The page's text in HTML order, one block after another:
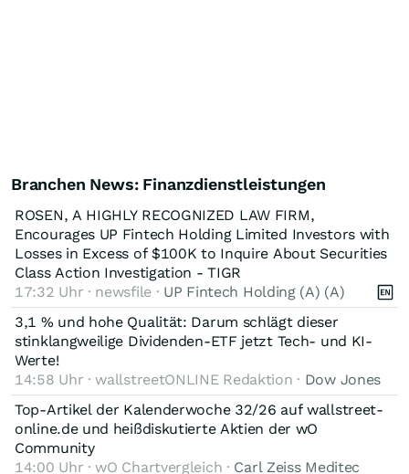
Branchen News: Finanzdienstleistungen
ROSEN, A HIGHLY RECOGNIZED LAW FIRM,
Encourages UP Fintech Holding Limited Investors with
Losses in Excess of $100K to Inquire About Securities
Class Action Investigation - TIGR
17:32 Uhr · newsfile · UP Fintech Holding (A) (A)
3,1 % und hohe Qualität: Darum schlägt dieser
stinklangweilige Dividenden-ETF jetzt Tech- und KI-
Werte!
14:58 Uhr · wallstreetONLINE Redaktion · Dow Jones
Top-Artikel der Kalenderwoche 32/26 auf wallstreet-
online.de und heißdiskutierte Aktien der wO
Community
14:00 Uhr · wO Chartvergleich · Carl Zeiss Meditec